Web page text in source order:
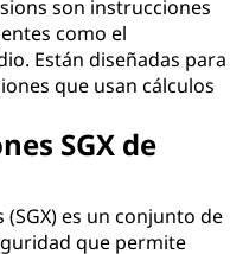
son instrucciones
como el
Están diseñadas para
que usan cálculos
SGX de
es un conjunto de
que permite